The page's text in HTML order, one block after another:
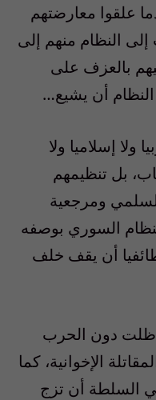
علقوا معارضتهم
النظام منهم إلى
بالعزف على
النظام أن يشيع…
ولا إسلاميا ولا
بل تنظيمهم
ومرجعية
السوري بوصفه
أن يقف خلف
ظلت دون الحرب
الإخوانية، كما
السلطة أن تزج